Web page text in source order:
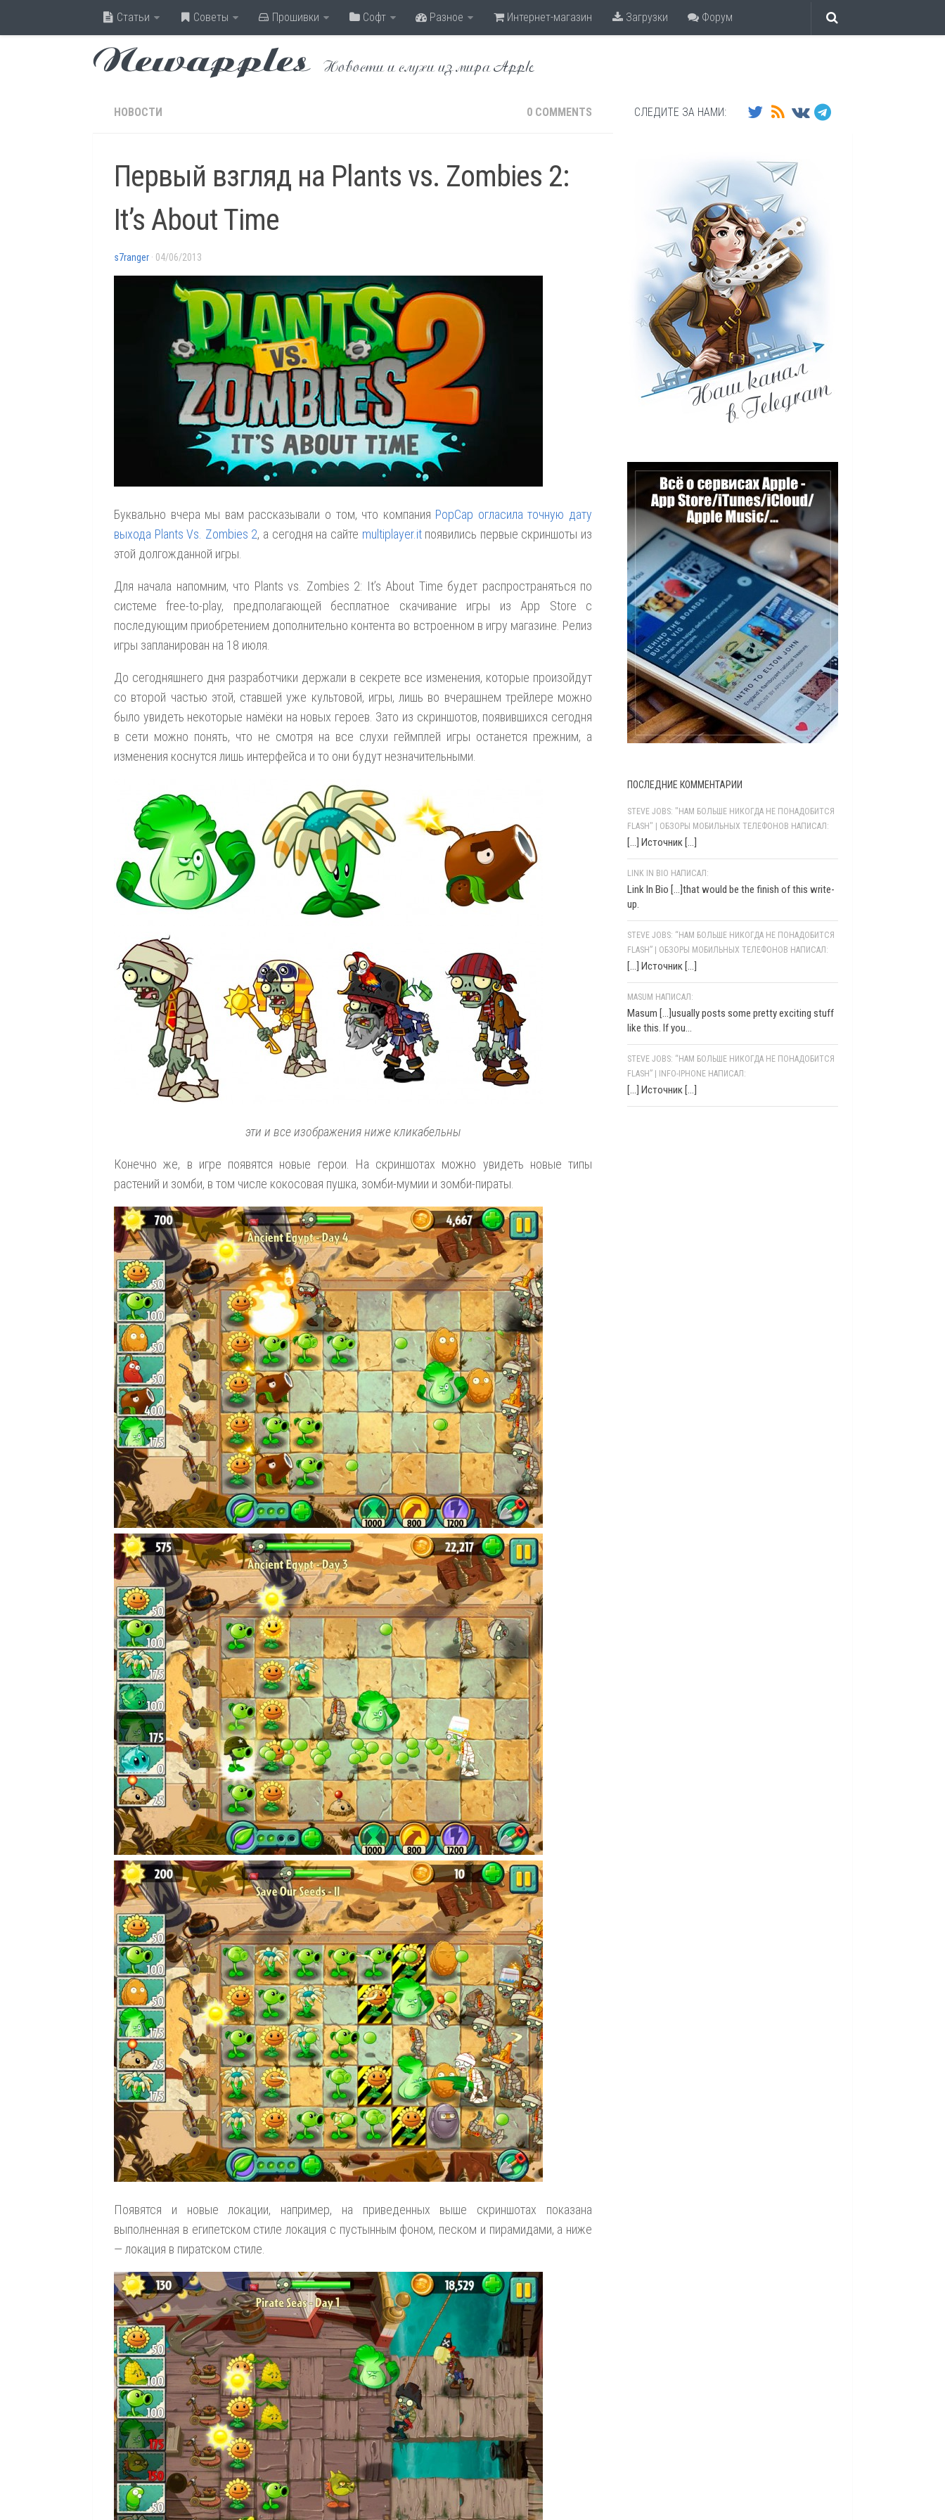
Статьи Советы Прошивки Софт Разное Интернет-магазин Загрузки Форум
Newapples Новости и слухи из мира Apple
НОВОСТИ 0 COMMENTS
Первый взгляд на Plants vs. Zombies 2:
It’s About Time
s7ranger · 04/06/2013
Буквально вчера мы вам рассказывали о том, что компания PopCap огласила точную дату
выхода Plants Vs. Zombies 2, а сегодня на сайте multiplayer.itпоявились первые скриншоты из
этой долгожданной игры.
Для начала напомним, что Plants vs. Zombies 2: It’s About Time будет распространяться по
системе free-to-play, предполагающей бесплатное скачивание игры из App Store с
последующим приобретением дополнительно контента во встроенном в игру магазине. Релиз
игры запланирован на 18 июля.
До сегодняшнего дня разработчики держали в секрете все изменения, которые произойдут
со второй частью этой, ставшей уже культовой, игры, лишь во вчерашнем трейлере можно
было увидеть некоторые намёки на новых героев. Зато из скриншотов, появившихся сегодня
в сети можно понять, что не смотря на все слухи геймплей игры останется прежним, а
изменения коснутся лишь интерфейса и то они будут незначительными.
эти и все изображения ниже кликабельны
Конечно же, в игре появятся новые герои. На скриншотах можно увидеть новые типы
растений и зомби, в том числе кокосовая пушка, зомби-мумии и зомби-пираты.
Появятся и новые локации, например, на приведенных выше скриншотах показана
выполненная в египетском стиле локация с пустынным фоном, песком и пирамидами, а ниже
— локация в пиратском стиле.
СЛЕДИТЕ ЗА НАМИ:
ПОСЛЕДНИЕ КОММЕНТАРИИ
STEVE JOBS: "НАМ БОЛЬШЕ НИКОГДА НЕ ПОНАДОБИТСЯ
FLASH" | ОБЗОРЫ МОБИЛЬНЫХ ТЕЛЕФОНОВ НАПИСАЛ:
[…] Источник […]
LINK IN BIO НАПИСАЛ:
Link In Bio [...]that would be the finish of this write-
up.
STEVE JOBS: “НАМ БОЛЬШЕ НИКОГДА НЕ ПОНАДОБИТСЯ
FLASH” | ОБЗОРЫ МОБИЛЬНЫХ ТЕЛЕФОНОВ НАПИСАЛ:
[…] Источник […]
MASUM НАПИСАЛ:
Masum [...]usually posts some pretty exciting stuff
like this. If you...
STEVE JOBS: “НАМ БОЛЬШЕ НИКОГДА НЕ ПОНАДОБИТСЯ
FLASH” | INFO-IPHONE НАПИСАЛ:
[…] Источник […]